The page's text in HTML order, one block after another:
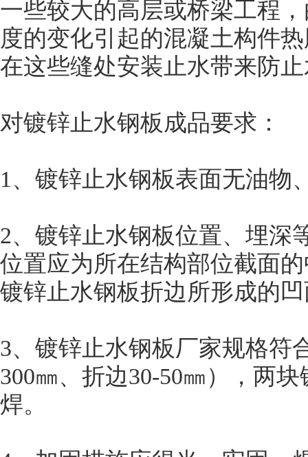
一些较大的高层或桥梁工程
度的变化引起的混凝土构件
在这些缝处安装止水带来防
对镀锌止水钢板成品要求：
1、镀锌止水钢板表面无油物
2、镀锌止水钢板位置、埋深
位置应为所在结构部位截面
镀锌止水钢板折边所形成的
3、镀锌止水钢板厂家规格符
300㎜、折边30-50㎜），两
焊。